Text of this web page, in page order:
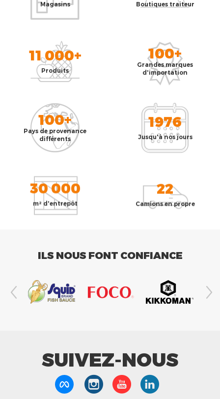
Magasins Boutiques traiteur
11 000+
Produits
100+
Grandes marques
d'importation
100+
Pays de provenance
différents
1976
Jusqu'à nos jours
30 000
m² d'entrepôt
22
Camions en propre
ILS NOUS FONT CONFIANCE
SUIVEZ-NOUS